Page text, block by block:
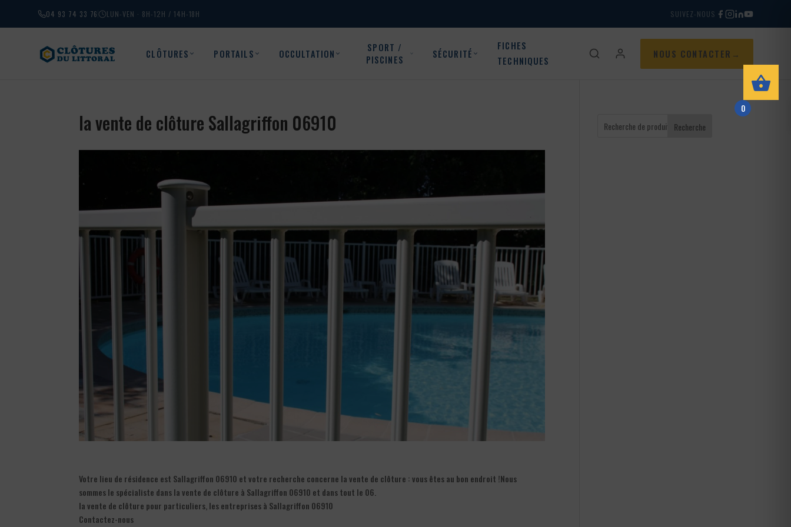
04 93 74 33 76 LUN-VEN · 8H-12H / 14H-18H SUIVEZ-NOUS
CLÔTURES PORTAILS OCCULTATION
SPORT /
PISCINES
SÉCURITÉ
FICHES
TECHNIQUES
NOUS CONTACTER
la vente de clôture Sallagriffon 06910
Votre lieu de résidence est Sallagriffon 06910 et votre recherche concerne la vente de clôture : vous êtes au bon endroit !Nous
sommes le spécialiste dans la vente de clôture à Sallagriffon 06910 et dans tout le 06.
la vente de clôture pour particuliers, les entreprises à Sallagriffon 06910
Contactez-nous
Recherche
0